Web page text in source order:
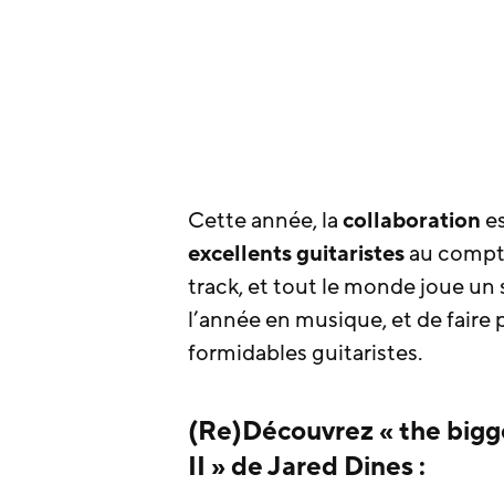
Cette année, lacollaboration
excellents guitaristesau
track, et tout le monde joue un
l’année en musique, et de
formidables guitaristes.
(Re)Découvrez « the
II » de Jared Dines :